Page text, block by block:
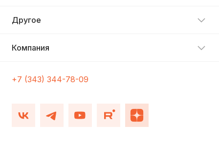
Другое
Компания
+7 (343) 344-78-09